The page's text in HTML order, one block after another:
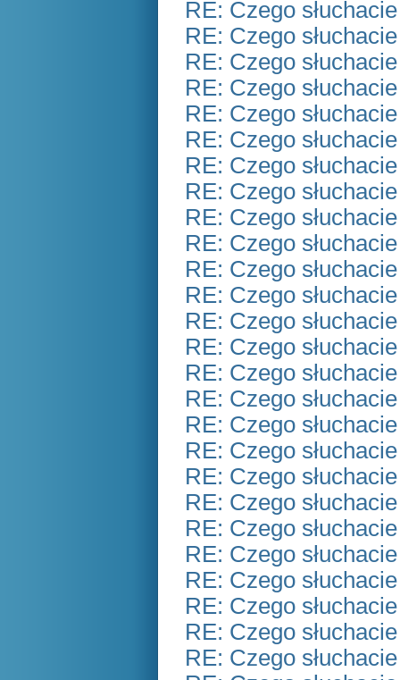
RE: Czego
RE: Czego
RE: Czego
RE: Czego
RE: Czego
RE: Czego
RE: Czego
RE: Czego
RE: Czego
RE: Czego
RE: Czego
RE: Czego
RE: Czego
RE: Czego
RE: Czego
RE: Czego
RE: Czego
RE: Czego
RE: Czego
RE: Czego
RE: Czego
RE: Czego
RE: Czego
RE: Czego
RE: Czego
RE: Czego